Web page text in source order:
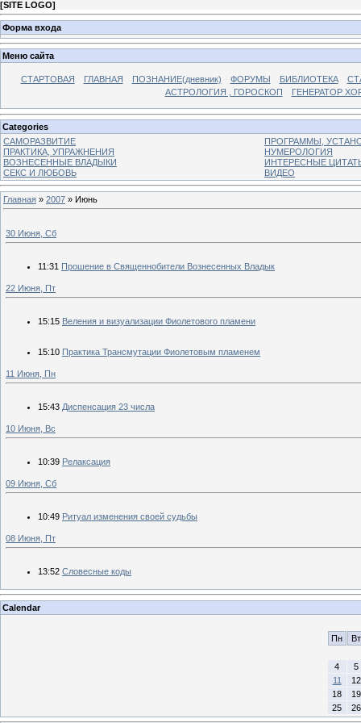
[SITE LOGO]
Форма входа
Меню сайта
СТАРТОВАЯ ГЛАВНАЯ ПОЗНАНИЕ(дневник) ФОРУМЫ БИБЛИОТЕКА
АСТРОЛОГИЯ , ГОРОСКОП
ГЕНЕРАТОР
Categories
САМОРАЗВИТИЕ
ПРОГРАММЫ,
ПРАКТИКА, УПРАЖНЕНИЯ
НУМЕРОЛОГИЯ
ВОЗНЕСЕННЫЕ ВЛАДЫКИ
ИНТЕРЕСНЫЕ
СЕКС И ЛЮБОВЬ
ВИДЕО
Главная » 2007 » Июнь
30 Июня, Сб
11:31 Прошение в Священнобители Вознесенных Владык
22 Июня, Пт
15:15 Веления и визуализации Фиолетового пламени
15:10 Практика Трансмутации Фиолетовым пламенем
11 Июня, Пн
15:43 Диспенсация 23 числа
10 Июня, Вс
10:39 Релаксация
09 Июня, Сб
10:49 Ритуал изменения своей судьбы
08 Июня, Пт
13:52 Словесные коды
Calendar
Пн Вт
4
5
11
12
18
19
25
26